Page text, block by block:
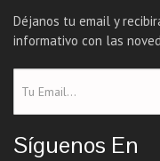
Déjanos tu email y
informativo con las
Síguenos En